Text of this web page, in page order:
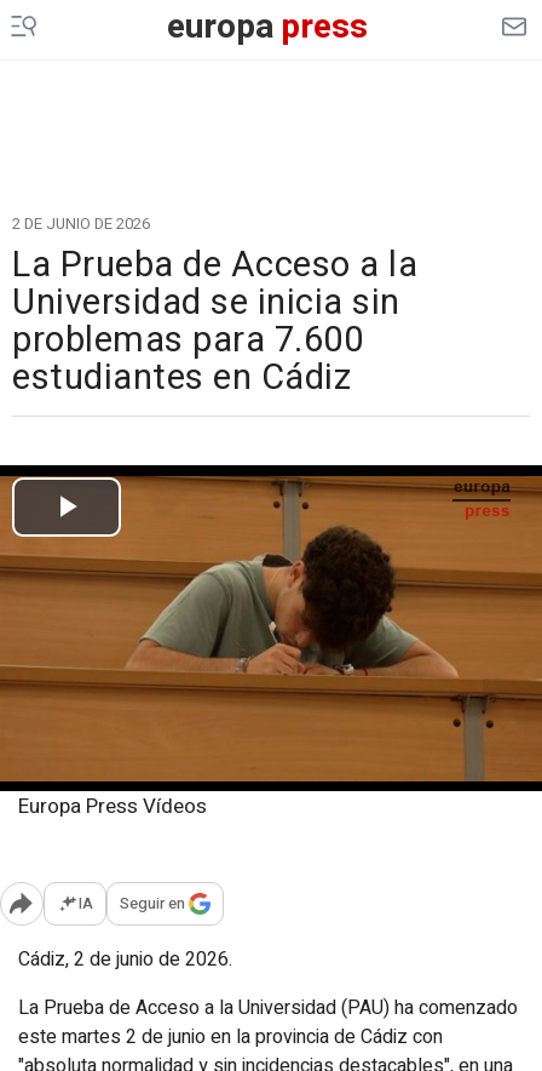
europapress
2 DE JUNIO DE 2026
La Prueba de Acceso a la
Universidad se inicia sin
problemas para 7.600
estudiantes en Cádiz
Europa Press Vídeos
Abrir opciones para compartir
IA Seguir en
Cádiz, 2 de junio de 2026.
La Prueba de Acceso a la Universidad (PAU) ha comenzado
este martes 2 de junio en la provincia de Cádiz con